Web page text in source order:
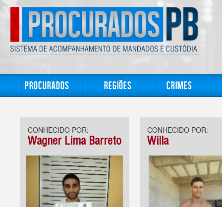
Procurados Regiões Crimes
CONHECIDO POR:
Wagner Lima Barreto
CONHECIDO POR:
Willa